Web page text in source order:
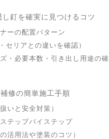
釘を確実に見つけるコツ
ーの配置パターン
セリアとの違いを確認）
・必要本数・引き出し用途の確
修の簡単施工手順
いと安全対策）
テップバイステップ
活用法や塗装のコツ）